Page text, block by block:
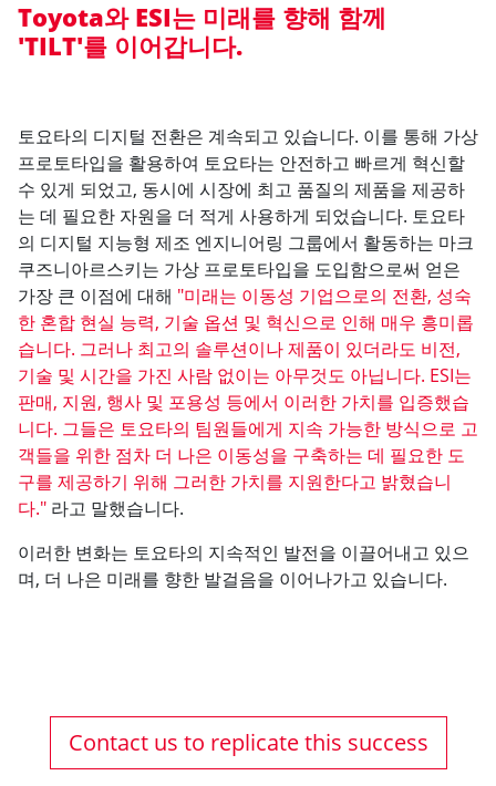
Toyota와 ESI는 미래를 향해 함께
'TILT'를 이어갑니다.
토요타의 디지털 전환은 계속되고 있습니다. 이를 통해 가상
프로토타입을 활용하여 토요타는 안전하고 빠르게 혁신할
수 있게 되었고, 동시에 시장에 최고 품질의 제품을 제공하
는 데 필요한 자원을 더 적게 사용하게 되었습니다. 토요타
의 디지털 지능형 제조 엔지니어링 그룹에서 활동하는 마크
쿠즈니아르스키는 가상 프로토타입을 도입함으로써 얻은
가장 큰 이점에 대해 "미래는 이동성 기업으로의 전환, 성숙
한 혼합 현실 능력, 기술 옵션 및 혁신으로 인해 매우 흥미롭
습니다. 그러나 최고의 솔루션이나 제품이 있더라도 비전,
기술 및 시간을 가진 사람 없이는 아무것도 아닙니다. ESI는
판매, 지원, 행사 및 포용성 등에서 이러한 가치를 입증했습
니다. 그들은 토요타의 팀원들에게 지속 가능한 방식으로 고
객들을 위한 점차 더 나은 이동성을 구축하는 데 필요한 도
구를 제공하기 위해 그러한 가치를 지원한다고 밝혔습니
다." 라고 말했습니다.
이러한 변화는 토요타의 지속적인 발전을 이끌어내고 있으
며, 더 나은 미래를 향한 발걸음을 이어나가고 있습니다.
Contact us to replicate this success